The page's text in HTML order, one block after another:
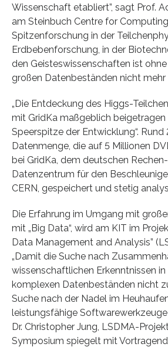
Wissenschaft etabliert”, sagt Prof.
am Steinbuch Centre for Computing
Spitzenforschung in der
Erdbebenforschung, in der
den Geisteswissenschaften ist
großen Datenbeständen nicht mehr
„Die Entdeckung des Higgs-
mit GridKa maßgeblich beigetragen
Speerspitze der Entwicklung“.
Datenmenge, die auf 5 Millionen
bei GridKa, dem deutschen
Datenzentrum für den
CERN, gespeichert und stetig
Die Erfahrung im Umgang mit
mit „Big Data“, wird am KIT im
Data Management and Analysis”
„Damit die Suche nach
wissenschaftlichen Erkenntnissen
komplexen Datenbeständen nicht
Suche nach der Nadel im
leistungsfähige
Dr. Christopher Jung, LSDMA-
Symposium spiegelt mit